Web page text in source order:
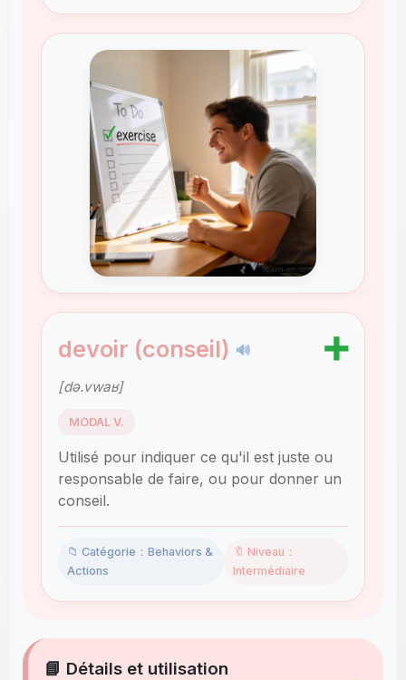
devoir (conseil) 🔊 ➕
[də.vwaʁ]
MODAL V.
Utilisé pour indiquer ce qu'il est juste ou
responsable de faire, ou pour donner un
conseil.
📁 Catégorie：Behaviors &
Actions
🔖 Niveau：
Intermédiaire
📘 Détails et utilisation